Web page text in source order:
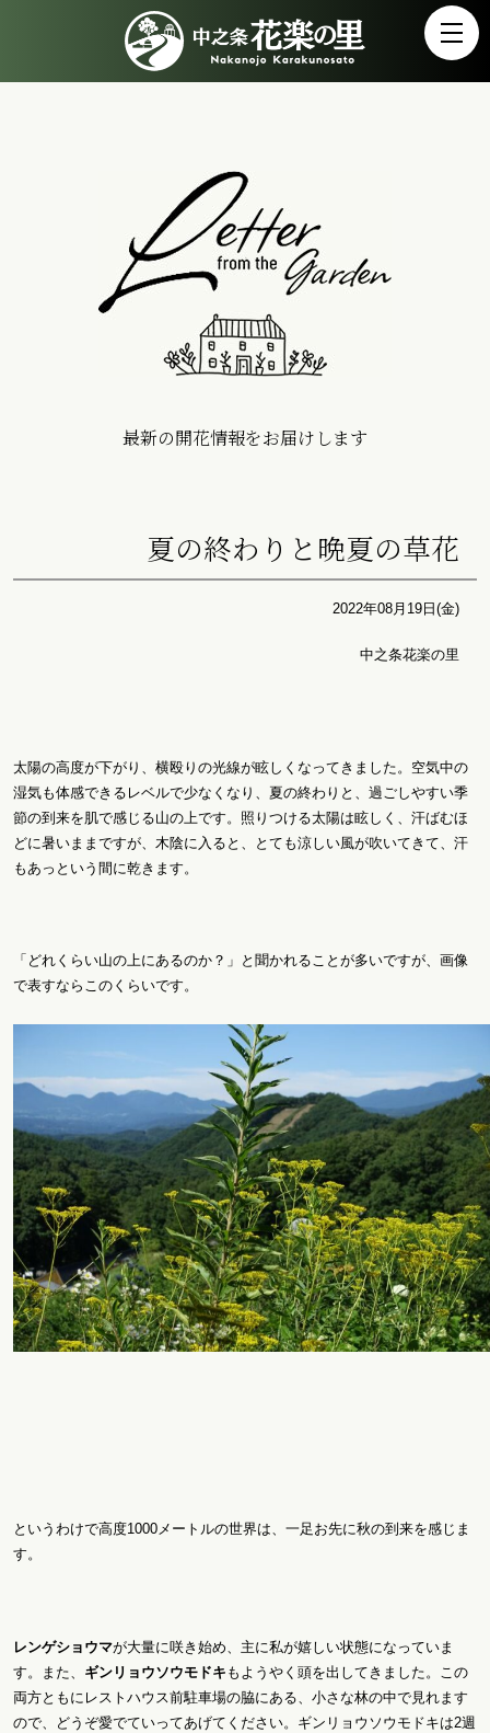
最新の開花情報をお届けします
夏の終わりと晩夏の草花
2022年08月19日(金)
中之条花楽の里
太陽の高度が下がり、横殴りの光線が眩しくなってきました。空気中の
湿気も体感できるレベルで少なくなり、夏の終わりと、過ごしやすい季
節の到来を肌で感じる山の上です。照りつける太陽は眩しく、汗ばむほ
どに暑いままですが、木陰に入ると、とても涼しい風が吹いてきて、汗
もあっという間に乾きます。
「どれくらい山の上にあるのか？」と聞かれることが多いですが、画像
で表すならこのくらいです。
というわけで高度1000メートルの世界は、一足お先に秋の到来を感じま
す。
レンゲショウマが大量に咲き始め、主に私が嬉しい状態になっていま
す。また、 ギンリョウソウモドキ もようやく頭を出してきました。この
両方ともにレストハウス前駐車場の脇にある、小さな林の中で見れます
ので、どうぞ愛でていってあげてください。ギンリョウソウモドキは2週